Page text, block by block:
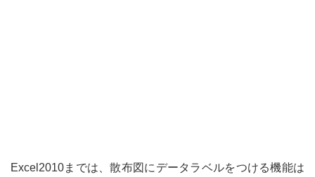
Excel2010までは、散布図にデータラベルをつける機能は